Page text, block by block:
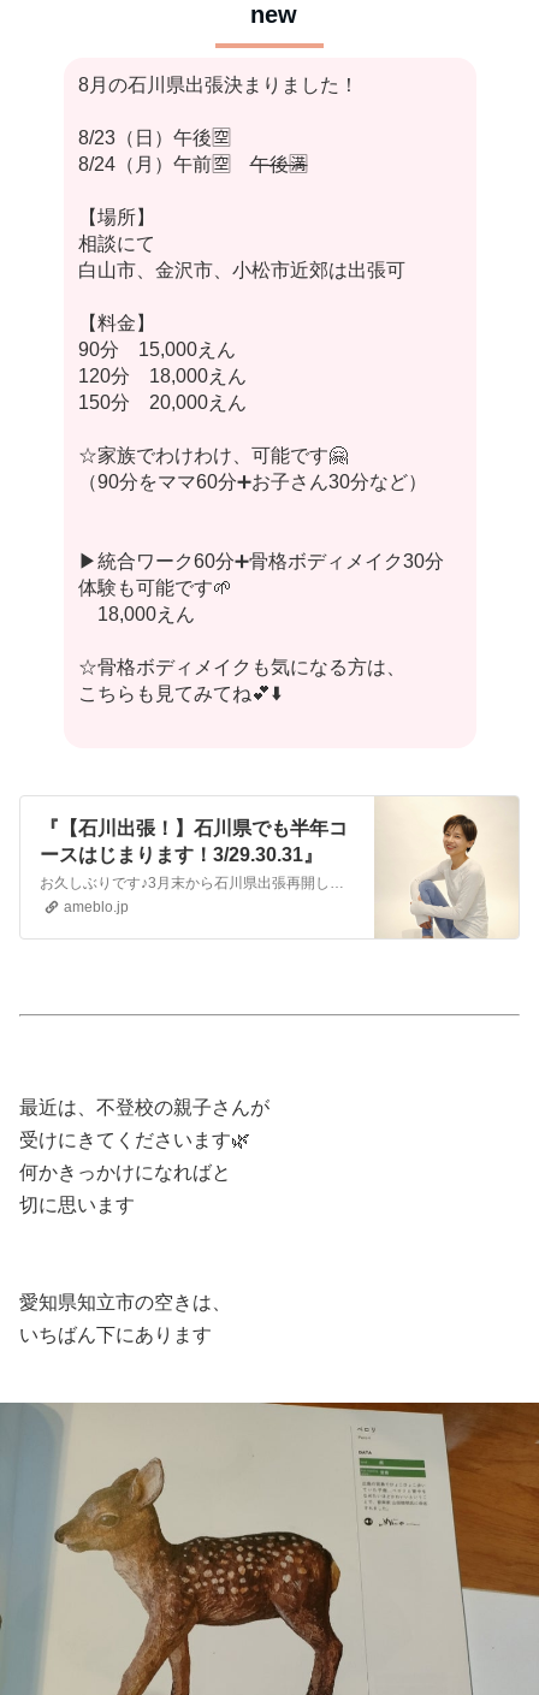
new
8月の石川県出張決まりました！
8/23（日）午後🈳
8/24（月）午前🈳午後🈵
【場所】
相談にて
白山市、金沢市、小松市近郊は出張可
【料金】
90分 15,000えん
120分 18,000えん
150分 20,000えん
☆家族でわけわけ、可能です🤗
（90分をママ60分➕お子さん30分など）
▶︎統合ワーク60分➕骨格ボディメイク30分
体験も可能です🌱
18,000えん
☆骨格ボディメイクも気になる方は、
こちらも見てみてね💕⬇️
『【石川出張！】石川県でも半年コ
ースはじまります！3/29.30.31』
お久しぶりです♪3月末から石川県出張再開します！骨格ボディメイクと原始反射の統合ワークの相性はバツグン！ぜひ、石川県の皆さんにも継続して受けていただきたい！と…
ameblo.jp
最近は、不登校の親子さんが
受けにきてくださいます🌿
何かきっかけになればと
切に思います
愛知県知立市の空きは、
いちばん下にあります